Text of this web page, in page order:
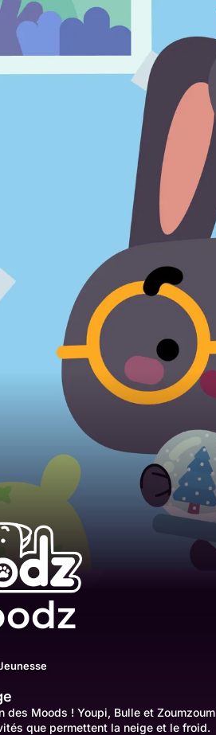
Moods ! Youpi, Bulle et Zoumzoum
que permettent la neige et le froid.